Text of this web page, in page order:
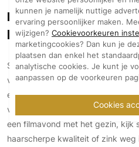
Luxe thuisbioscoop:
bioscoopervaring in
Stel je voor: de ultieme
verlaten. Een thuisbioscoop biedt
een thuisbioscoop haal je de
volledig afgestemd op jouw
een filmavond met het gezin, kijk
haarscherpe kwaliteit of zink weg
kunnen je namelijk nuttige
ervaring persoonlijker maken.
wijzigen? Cookievoorkeuren
marketingcookies? Dan kun je
plaatsen dan enkel het
analytische cookies. Je kunt je
aanpassen op de voorkeuren
Cookies